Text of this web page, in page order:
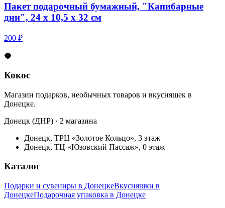
Пакет подарочный бумажный, "Капибарные
дни", 24 х 10,5 х 32 см
200 ₽
🥥
Кокос
Магазин подарков, необычных товаров и вкусняшек в
Донецке.
Донецк (ДНР) · 2 магазина
Донецк, ТРЦ «Золотое Кольцо», 3 этаж
Донецк, ТЦ «Юзовский Пассаж», 0 этаж
Каталог
Подарки и сувениры в ДонецкеВкусняшки в
ДонецкеПодарочная упаковка в Донецке